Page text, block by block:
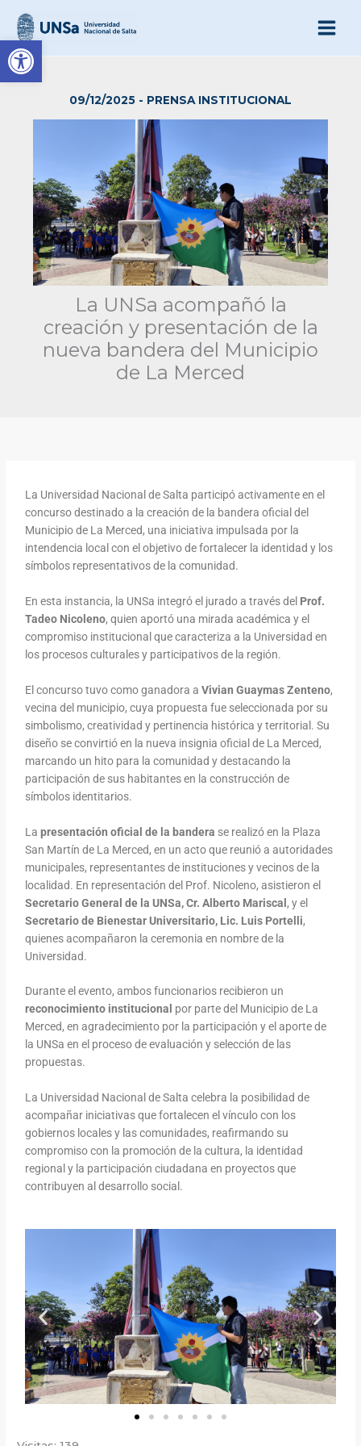
Abrir barra de
contenido
09/12/2025 - PRENSA INSTITUCIONAL
La UNSa acompañó la
creación y presentación de la
nueva bandera del Municipio
de La Merced
La Universidad Nacional de Salta participó activamente en el
concurso destinado a la creación de la bandera oficial del
Municipio de La Merced, una iniciativa impulsada por la
intendencia local con el objetivo de fortalecer la identidad y los
símbolos representativos de la comunidad.
En esta instancia, la UNSa integró el jurado a través del Prof.
Tadeo Nicoleno, quien aportó una mirada académica y el
compromiso institucional que caracteriza a la Universidad en
los procesos culturales y participativos de la región.
El concurso tuvo como ganadora aVivian Guaymas Zenteno,
vecina del municipio, cuya propuesta fue seleccionada por su
simbolismo, creatividad y pertinencia histórica y territorial. Su
diseño se convirtió en la nueva insignia oficial de La Merced,
marcando un hito para la comunidad y destacando la
participación de sus habitantes en la construcción de
símbolos identitarios.
Lapresentación oficial de la bandera se realizó en la Plaza
San Martín de La Merced, en un acto que reunió a autoridades
municipales, representantes de instituciones y vecinos de la
localidad. En representación del Prof. Nicoleno, asistieron el
Secretario General de la UNSa, Cr. Alberto Mariscal, y el
Secretario de Bienestar Universitario, Lic. Luis Portelli,
quienes acompañaron la ceremonia en nombre de la
Universidad.
Durante el evento, ambos funcionarios recibieron un
reconocimiento institucional por parte del Municipio de La
Merced, en agradecimiento por la participación y el aporte de
la UNSa en el proceso de evaluación y selección de las
propuestas.
La Universidad Nacional de Salta celebra la posibilidad de
acompañar iniciativas que fortalecen el vínculo con los
gobiernos locales y las comunidades, reafirmando su
compromiso con la promoción de la cultura, la identidad
regional y la participación ciudadana en proyectos que
contribuyen al desarrollo social.